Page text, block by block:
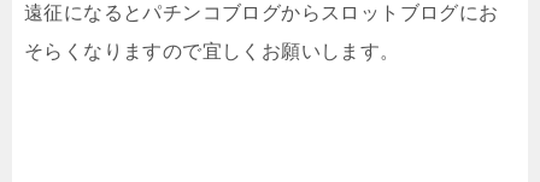
遠征になるとパチンコブログからスロットブログにお
そらくなりますので宜しくお願いします。